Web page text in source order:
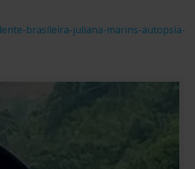
brasileira-juliana-marins-autopsia-